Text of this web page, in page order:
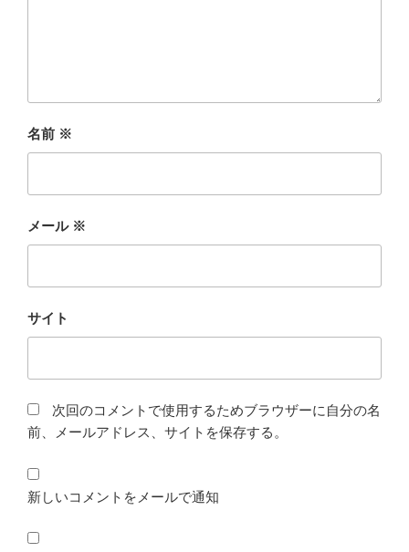
名前 ※
メール ※
サイト
次回のコメントで使用するためブラウザーに自分の名
前、メールアドレス、サイトを保存する。
新しいコメントをメールで通知